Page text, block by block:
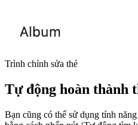
Trình chỉnh sửa thẻ
Tự động hoàn thành
Bạn cũng có thể sử dụng tính